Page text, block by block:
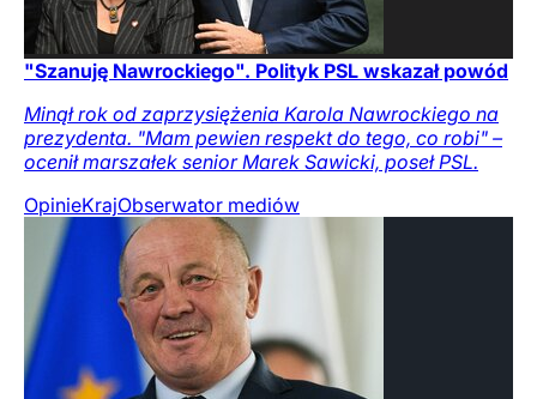
"Szanuję Nawrockiego". Polityk PSL wskazał powód
Minął rok od zaprzysiężenia Karola Nawrockiego na
prezydenta. "Mam pewien respekt do tego, co robi" –
ocenił marszałek senior Marek Sawicki, poseł PSL.
OpinieKrajObserwator mediów